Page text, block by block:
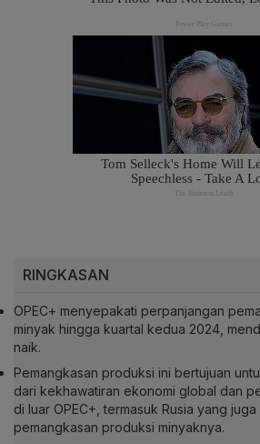
RINGKASAN
OPEC+ menyepakati perpanjangan
minyak hingga kuartal kedua 2024,
naik.
Pemangkasan produksi ini bertujuan
dari kekhawatiran ekonomi global dan
di luar OPEC+, termasuk Rusia yang
pemangkasan produksi minyaknya.